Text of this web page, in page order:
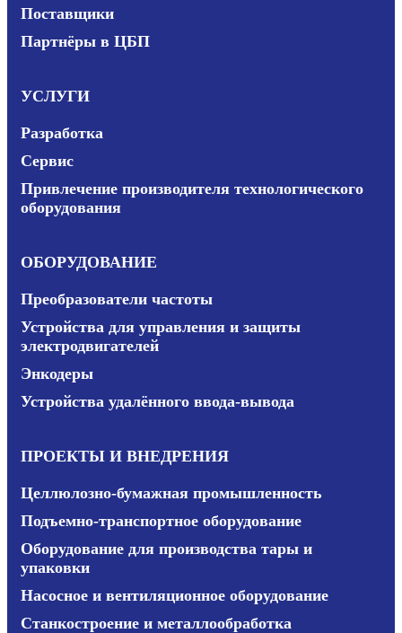
Поставщики
Партнёры в ЦБП
УСЛУГИ
Разработка
Сервис
Привлечение производителя технологического
оборудования
ОБОРУДОВАНИЕ
Преобразователи частоты
Устройства для управления и защиты
электродвигателей
Энкодеры
Устройства удалённого ввода-вывода
ПРОЕКТЫ И ВНЕДРЕНИЯ
Целлюлозно-бумажная промышленность
Подъемно-транспортное оборудование
Оборудование для производства тары и
упаковки
Насосное и вентиляционное оборудование
Станкостроение и металлообработка